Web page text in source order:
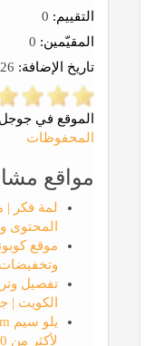
التقييم:
المقيّمين:
تاريخ الإضافة:
الموقع في
المحفوظات
مواقع
لمة فكر |
المحتوى
موقع
تفصيل
الكويت |
لأكثر من 200 بلد حول العالم